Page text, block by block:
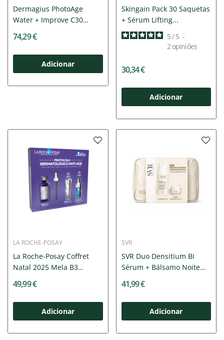
Dermagius PhotoAge
Water + Improve C30
74,29 €
Adicionar
Skingain Pack 30 Saquetas
+ Sérum Lifting...
5/ 5 -
2opiniões
30,34 €
Adicionar
LA ROCHE-POSAY
La Roche-Posay Coffret
Natal 2025 Mela B3
49,99 €
Adicionar
SVR
SVR Duo Densitium BI
Sérum + Bálsamo Noite
41,99 €
Adicionar